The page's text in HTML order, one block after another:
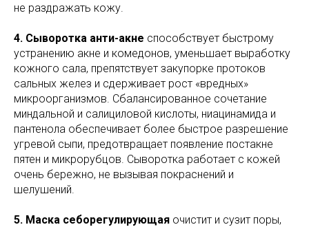
не раздражать кожу.
4. Сыворотка анти-акне способствует быстрому
устранению акне и комедонов, уменьшает выработку
кожного сала, препятствует закупорке протоков
сальных желез и сдерживает рост «вредных»
микроорганизмов. Сбалансированное сочетание
миндальной и салициловой кислоты, ниацинамида и
пантенола обеспечивает более быстрое разрешение
угревой сыпи, предотвращает появление постакне
пятен и микрорубцов. Сыворотка работает с кожей
очень бережно, не вызывая покраснений и
шелушений.
5. Маска себорегулирующая очистит и сузит поры,